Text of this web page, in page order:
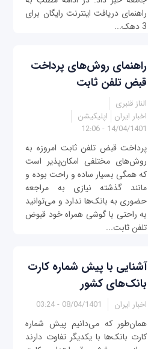
راهنمای دریافت اینترنت رایگان برای
3 دهک...
راهنمای روش‌های پرداخت
قبض تلفن ثابت
الناز قنبری
اخبار ایران
اپلیکیشن
14/04/1401 - 12:06
پرداخت قبض تلفن ثابت امروزه به
روش‌های مختلفی امکان‌پذیر است
که همگی بسیار ساده و راحت بوده و
مانند گذشته نیازی به مراجعه
حضوری به بانک‌ها ندارد و می‌توانید
به راحتی با گوشی همراه خود قبوض
تلفن ثابت...
آشنایی با پیش شماره‌ کارت‌
بانک‌های کشور
اخبار ایران 08/04/1401 - 03:24
همان‌طور که می‌دانیم پیش شماره
کارت بانک‌ها با یکدیگر تفاوت دارند